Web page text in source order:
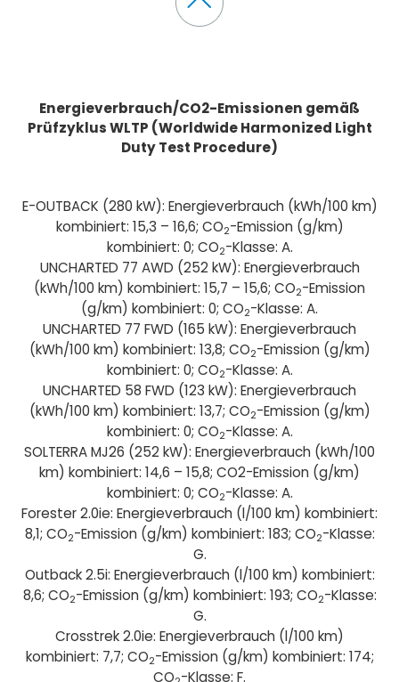
Energieverbrauch/CO2-Emissionen gemäß
Prüfzyklus WLTP (Worldwide Harmonized Light
Duty Test Procedure)
E-OUTBACK (280 kW): Energieverbrauch (kWh/100 km)
kombiniert: 15,3 – 16,6; CO2-Emission (g/km)
kombiniert: 0; CO2-Klasse: A.
UNCHARTED 77 AWD (252 kW): Energieverbrauch
(kWh/100 km) kombiniert: 15,7 – 15,6; CO2-Emission
(g/km) kombiniert: 0; CO2-Klasse: A.
UNCHARTED 77 FWD (165 kW): Energieverbrauch
(kWh/100 km) kombiniert: 13,8; CO2-Emission (g/km)
kombiniert: 0; CO2-Klasse: A.
UNCHARTED 58 FWD (123 kW): Energieverbrauch
(kWh/100 km) kombiniert: 13,7; CO2-Emission (g/km)
kombiniert: 0; CO2-Klasse: A.
SOLTERRA MJ26 (252 kW): Energieverbrauch (kWh/100
km) kombiniert: 14,6 – 15,8; CO2-Emission (g/km)
kombiniert: 0; CO2-Klasse: A.
Forester 2.0ie: Energieverbrauch (l/100 km) kombiniert:
8,1; CO2-Emission (g/km) kombiniert: 183; CO2-Klasse:
G.
Outback 2.5i: Energieverbrauch (l/100 km) kombiniert:
8,6; CO2-Emission (g/km) kombiniert: 193; CO2-Klasse:
G.
Crosstrek 2.0ie: Energieverbrauch (l/100 km)
kombiniert: 7,7; CO2-Emission (g/km) kombiniert: 174;
CO -Klasse: F.